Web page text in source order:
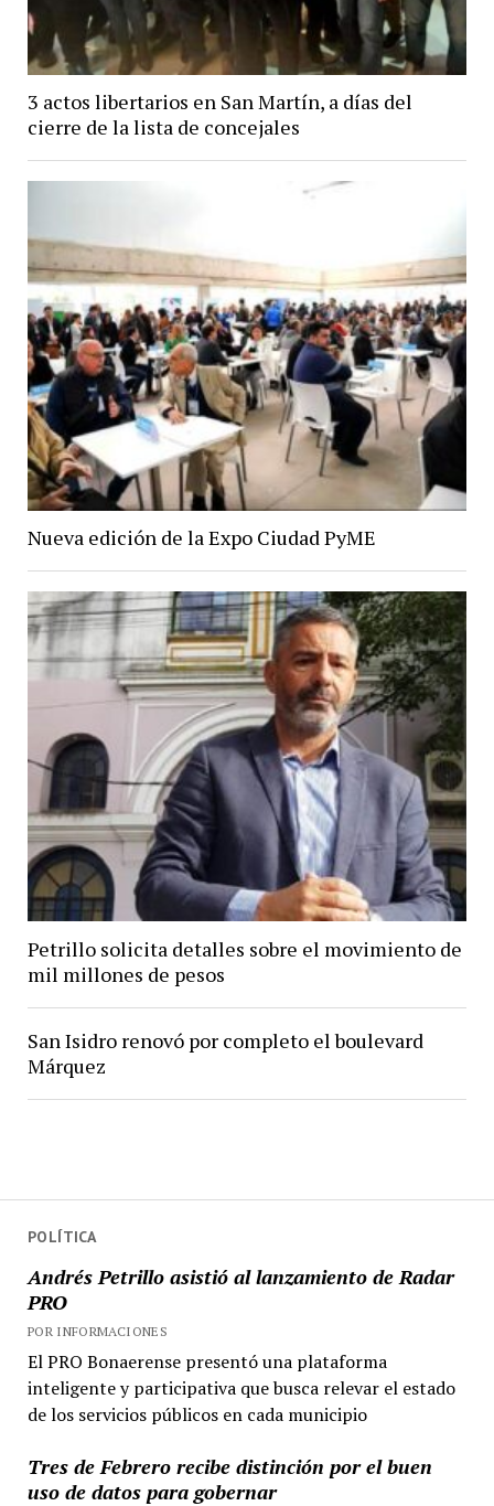
POLÍTICA
Andrés Petrillo asistió al lanzamiento de Radar
PRO
POR INFORMACIONES
El PRO Bonaerense presentó una plataforma
inteligente y participativa que busca relevar el estado
de los servicios públicos en cada municipio
Tres de Febrero recibe distinción por el buen
uso de datos para gobernar
3 actos libertarios en San Martín, a días del
cierre de la lista de concejales
Nueva edición de la Expo Ciudad PyME
Petrillo solicita detalles sobre el movimiento de
mil millones de pesos
San Isidro renovó por completo el boulevard
Márquez